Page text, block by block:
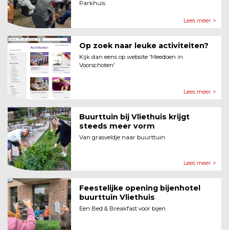
Parkhuis
Lees meer >
Op zoek naar leuke activiteiten?
Kijk dan eens op website 'Meedoen in
Voorschoten'
Lees meer >
Buurttuin bij Vliethuis krijgt
steeds meer vorm
Van grasveldje naar buurttuin
Lees meer >
Feestelijke opening bijenhotel
buurttuin Vliethuis
Een Bed & Breakfast voor bijen